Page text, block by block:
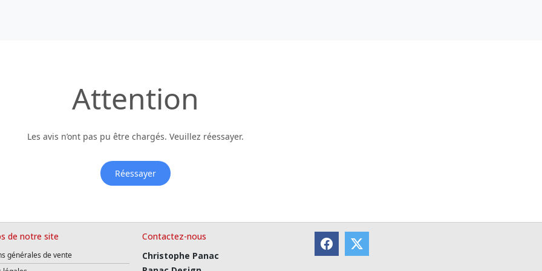
Attention
Les avis n’ont pas pu être chargés. Veuillez réessayer.
Réessayer
de notre site
générales de vente
Contactez-nous
Christophe Panac